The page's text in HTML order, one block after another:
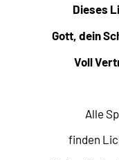
Dieses
Gott, dein
Voll
Alle
finden